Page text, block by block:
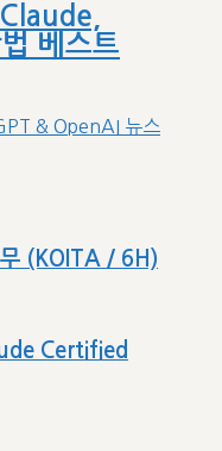
베스트
& OpenAI 뉴스
(KOITA / 6H)
Certified